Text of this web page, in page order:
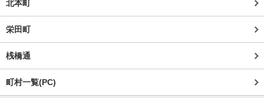
北本町
栄田町
桟橋通
町村一覧(PC)